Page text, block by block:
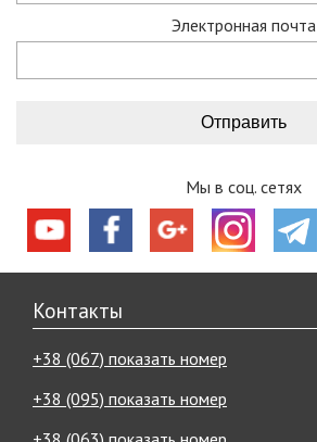
Электронная почта
Мы в соц. сетях
Контакты
+38 (067) показать номер
+38 (095) показать номер